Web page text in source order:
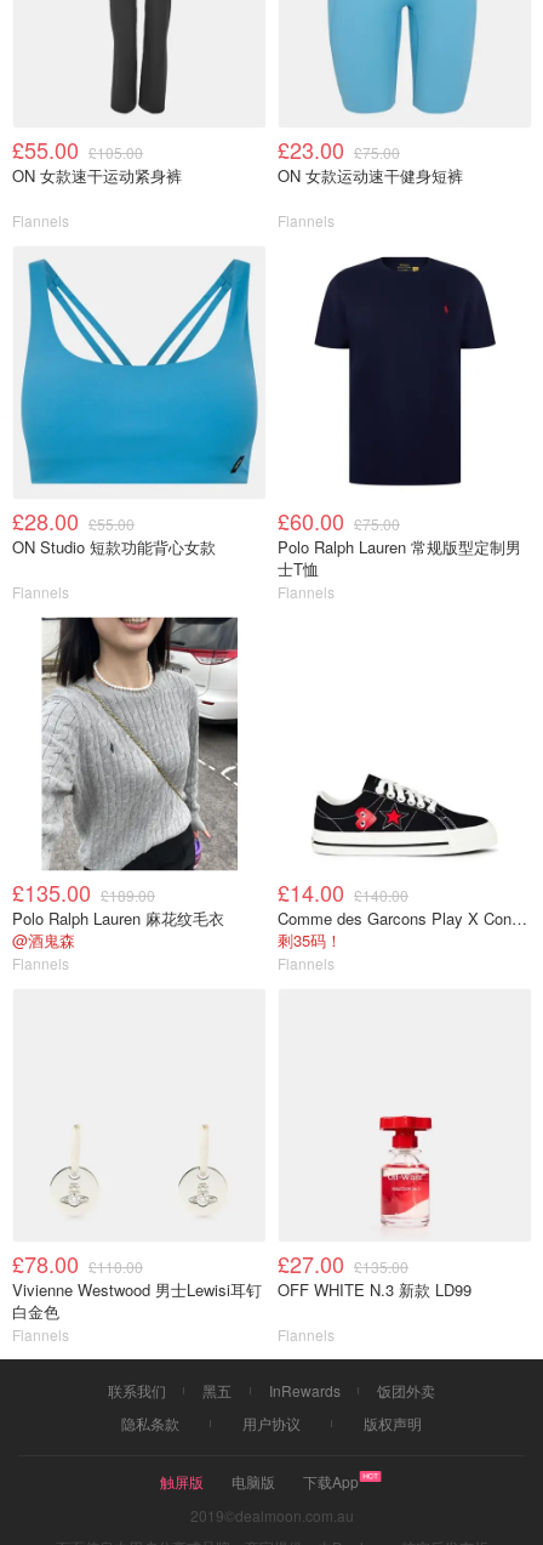
£55.00 £105.00
ON 女款速干运动紧身裤
Flannels
£23.00 £75.00
ON 女款运动速干健身短裤
Flannels
£28.00 £55.00
ON Studio 短款功能背心女款
Flannels
£60.00 £75.00
Polo Ralph Lauren 常规版型定制男
士T恤
Flannels
£135.00 £189.00
Polo Ralph Lauren 麻花纹毛衣
@酒鬼森
Flannels
£14.00 £140.00
Comme des Garcons Play X Converse One Star 帆布鞋
剩35码！
Flannels
£78.00 £110.00
Vivienne Westwood 男士Lewisi耳钉
白金色
Flannels
£27.00 £135.00
OFF WHITE N.3 新款 LD99
Flannels
联系我们 黑五 InRewards
饭团外卖
隐私条款
用户协议 版权声明
触屏版 电脑版
下载App
2019©dealmoon.com.au